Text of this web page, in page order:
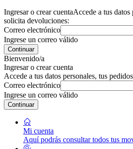
Ingresar o crear cuentaAccede a tus datos
solicita devoluciones:
Correo electrónico
Ingrese un correo válido
Continuar
Bienvenido/a
Ingresar o crear cuenta
Accede a tus datos personales, tus
Correo electrónico
Ingrese un correo válido
Continuar
Mi cuenta
Aquí podrás consultar todos tus